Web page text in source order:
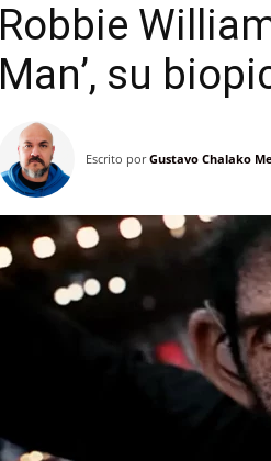
Robbie
Man’, su
Escrito por Gustavo Chalako